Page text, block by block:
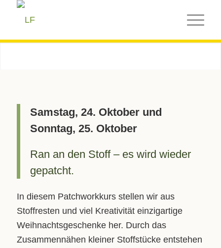
Samstag, 24. Oktober und
Sonntag, 25. Oktober
Ran an den Stoff – es wird wieder
gepatcht.
In diesem Patchworkkurs stellen wir aus
Stoffresten und viel Kreativität einzigartige
Weihnachtsgeschenke her. Durch das
Zusammennähen kleiner Stoffstücke entstehen